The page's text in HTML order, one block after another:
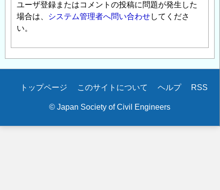
ユーザ登録またはコメントの投稿に問題が発生した
場合は、
システム管理者へ問い合わせしてくださ
い。
Secondary
トップページ このサイトについて ヘルプ RSS
© Japan Society of Civil Engineers